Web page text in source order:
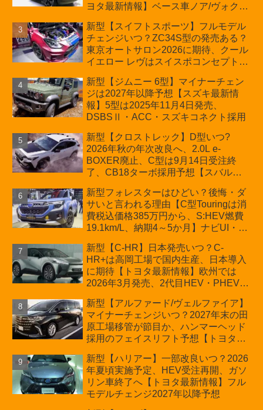
ヨタ最新情報】ベース車ノア/ヴォクシ
ほか「コア」と「ツール」、デリカ
D:5対抗のクロスオーバーSUVミニバ
ン
新型【スイフトスポーツ】フルモデル
チェンジいつ？ZC34S型の発売ある？
東京オートサロン2026に期待、クール
イエロー レヴはスイスポコンセプト
プが争点【スズキ最新情報】特別仕様
車「ZC33S Final Edition」終了
新型【ジムニー 6型】マイナーチェン
ジは2027年以降予想【スズキ最新情
報】5型は2025年11月4日発売、
DSBSⅡ・ACC・スズキコネクト採用
新型【クロストレック】D型いつ?
2026年秋の年次改良へ、2.0L e-
BOXER廃止、C型は9月14日受注終
了、CB18ターボ採用予想【スバル最
新型フォレスターはひどい？後悔・ダ
サいと言われる理由【C型Touringは消
費税込価格385万円から、S:HEV燃費
19.1km/L、納期4～5か月】ナビUI・冬
カーオブザイヤーとJNCAP大賞受賞後
も残る注意点
新型【C-HR】日本発売いつ？C-
HR+は高岡工場で国内生産、日本導入
に期待【トヨタ最新情報】欧州では
2026年3月発売、2代目HEV・PHEVは
新型【アルファード/ヴェルファイア】
マイナーチェンジいつ？2027年末の田
原工場移管が節目か、ハンマーヘッド
採用のフェイスリフト予想【トヨタ最
費税込価格559万9000円から
新型【ハリアー】一部改良いつ？2026
年夏頃実施予定、HEV受注再開、ガソ
リン車終了へ【トヨタ最新情報】フル
モデルチェンジ2027年以降予想